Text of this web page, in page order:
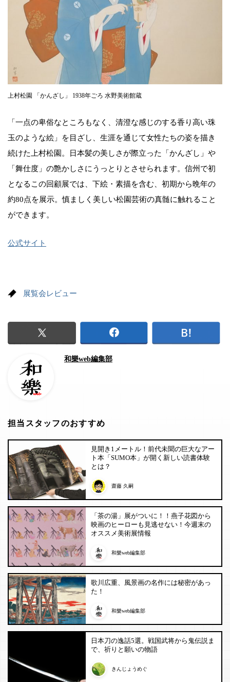
上村松園 「かんざし」 1938年ごろ 水野美術館蔵
「一点の卑俗なところもなく、清澄な感じのする香り高い珠
玉のような絵」を目ざし、生涯を通じて女性たちの姿を描き
続けた上村松園。日本髪の美しさが際立った「かんざし」や
「舞仕度」の艶かしさにうっとりとさせられます。信州で初
となるこの回顧展では、下絵・素描を含む、初期から晩年の
約80点を展示。慎ましく美しい松園芸術の真髄に触れること
ができます。
公式サイト
展覧会レビュー
和樂web編集部
担当スタッフのおすすめ
見開き1メートル！前代未聞の巨大なアー
ト本「SUMO本」が開く新しい読書体験
とは？
齋藤 久嗣
「茶の湯」展がついに！！燕子花図から
映画のヒーローも見逃せない！今週末の
オススメ美術展情報
和樂web編集部
歌川広重、風景画の名作には秘密があっ
た！
和樂web編集部
日本刀の逸話5選。戦国武将から鬼伝説ま
で、祈りと願いの物語
きんじょうめぐ